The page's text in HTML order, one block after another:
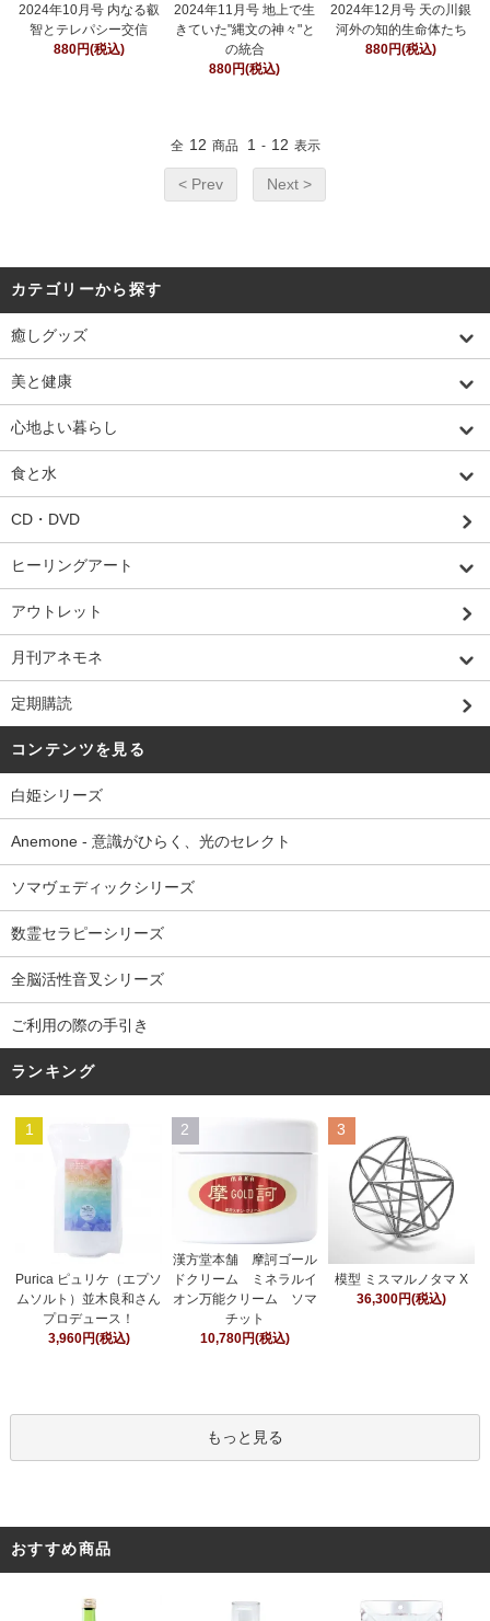
2024年10月号 内なる叡
智とテレパシー交信
880円(税込)
2024年11月号 地上で生
きていた"縄文の神々"と
の統合
880円(税込)
2024年12月号 天の川銀
河外の知的生命体たち
880円(税込)
全 12 商品 1 - 12 表示
< Prev Next >
カテゴリーから探す
癒しグッズ
美と健康
心地よい暮らし
食と水
CD・DVD
ヒーリングアート
アウトレット
月刊アネモネ
定期購読
コンテンツを見る
白姫シリーズ
Anemone - 意識がひらく、光のセレクト
ソマヴェディックシリーズ
数霊セラピーシリーズ
全脳活性音叉シリーズ
ご利用の際の手引き
ランキング
1
Purica ピュリケ（エプソ
ムソルト）並木良和さん
プロデュース！
3,960円(税込)
2
漢方堂本舗 摩訶ゴール
ドクリーム ミネラルイ
オン万能クリーム ソマ
チット
10,780円(税込)
3
模型 ミスマルノタマ X
36,300円(税込)
もっと見る
おすすめ商品